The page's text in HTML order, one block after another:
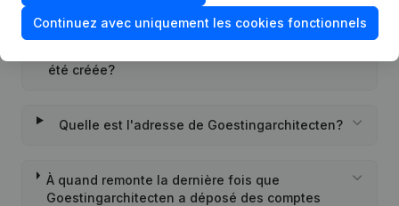
été créée?
Quelle est l'adresse de Goestingarchitecten?
À quand remonte la dernière fois que
Goestingarchitecten a déposé des comptes
Continuez avec uniquement les cookies fonctionnels